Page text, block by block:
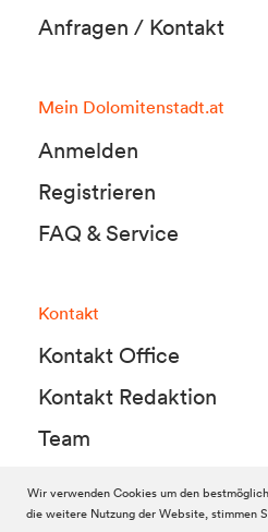
Anfragen / Kontakt
Mein Dolomitenstadt.at
Anmelden
Registrieren
FAQ & Service
Kontakt
Kontakt Office
Kontakt Redaktion
Team
© 2010-2026 Dolomitenstadt.at
Wir verwenden Cookies um den
die weitere Nutzung der Website, stimmen